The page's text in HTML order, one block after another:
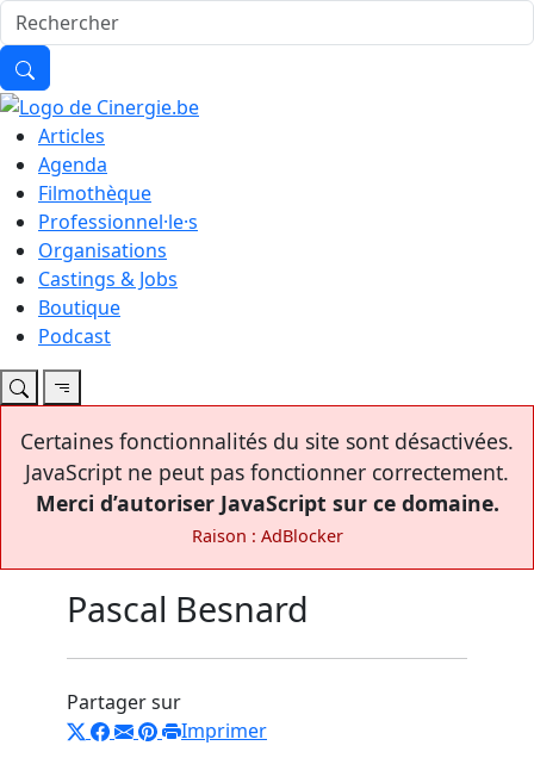
Articles
Agenda
Filmothèque
Professionnel·le·s
Organisations
Castings & Jobs
Boutique
Podcast
Certaines fonctionnalités du site sont désactivées.
JavaScript ne peut pas fonctionner correctement.
Merci d’autoriser JavaScript sur ce domaine.
Raison : AdBlocker
Pascal Besnard
Partager sur
Imprimer